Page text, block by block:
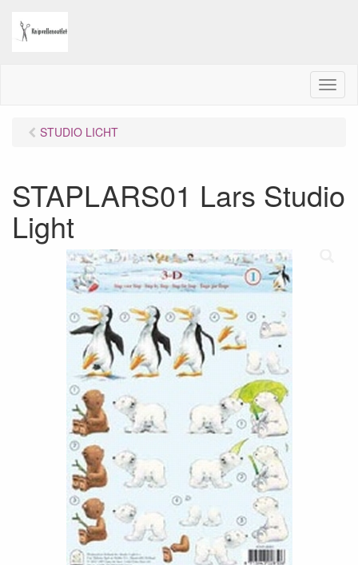
M
e
STUDIO LICHT
STAPLARS01 Lars Studio
Light